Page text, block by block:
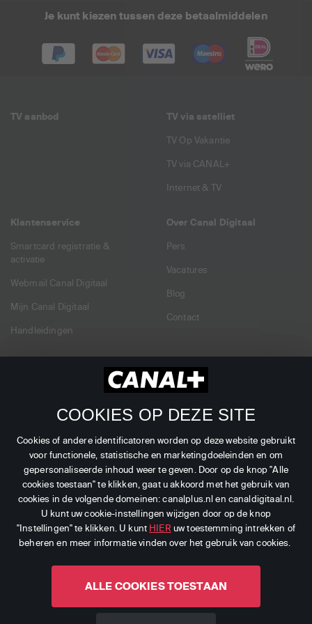
COOKIES OP DEZE SITE
Cookies of andere identificatoren worden op deze website gebruikt
voor functionele, statistische en marketingdoeleinden en om
gepersonaliseerde inhoud weer te geven. Door op de knop "Alle
cookies toestaan" te klikken, gaat u akkoord met het gebruik van
cookies in de volgende domeinen: canalplus.nl en canaldigitaal.nl.
U kunt uw cookie-instellingen wijzigen door op de knop
"Instellingen" te klikken. U kunt HIER uw toestemming intrekken of
beheren en meer informatie vinden over het gebruik van cookies.
ALLE COOKIES TOESTAAN
Je kunt kiezen tussen deze betaalmiddelen
TV aanbod TV via satelliet
TV Op Vakantie
TV via CANAL+
Internet & TV
Klantenservice
Smartcard registratie &
activatie
Webmail Canal Digitaal
Mijn Canal Digitaal
Handleidingen
Over Canal Digitaal
Pers
Vacatures
Blog
Contact
Dealer Login
Zakelijk
Branches
Zenders
2026 CANAL+ Luxembourg S. à r.l. - Alle rechten
voorbehouden.
Canal Digitaal is een merk gebruikt door CANAL+
Luxembourg S. à r.l.
Maatschappelijke zetel: Rue Albert Borschette 4, L-1246
Luxembourg R.C.S. Luxembourg : B 87.905